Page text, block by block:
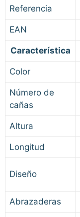
Referencia
EAN
Característica
Color
Número de
cañas
Altura
Longitud
Diseño
Abrazaderas